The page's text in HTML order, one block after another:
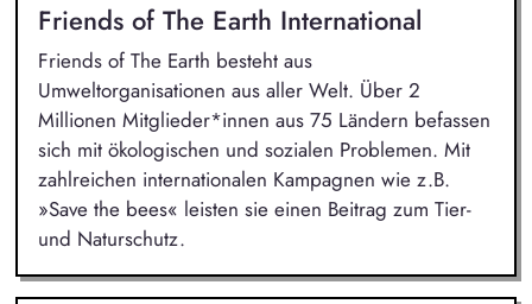
Friends of The Earth International
Friends of The Earth besteht aus
Umweltorganisationen aus aller Welt. Über 2
Millionen Mitglieder*innen aus 75 Ländern befassen
sich mit ökologischen und sozialen Problemen. Mit
zahlreichen internationalen Kampagnen wie z.B.
»Save the bees« leisten sie einen Beitrag zum Tier-
und Naturschutz.